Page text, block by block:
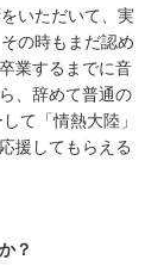
いただいて、実
の時もまだ認め
業するまでに音
、辞めて普通の
て「情熱大陸」
援してもらえる
？